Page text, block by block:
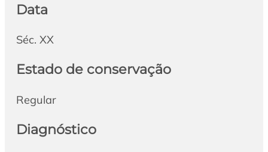
Data
Séc. XX
Estado de conservação
Regular
Diagnóstico